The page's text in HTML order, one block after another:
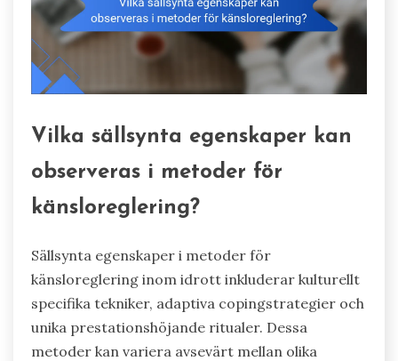
Vilka sällsynta egenskaper kan
observeras i metoder för
känsloreglering?
Sällsynta egenskaper i metoder för
känsloreglering inom idrott inkluderar kulturellt
specifika tekniker, adaptiva copingstrategier och
unika prestationshöjande ritualer. Dessa
metoder kan variera avsevärt mellan olika